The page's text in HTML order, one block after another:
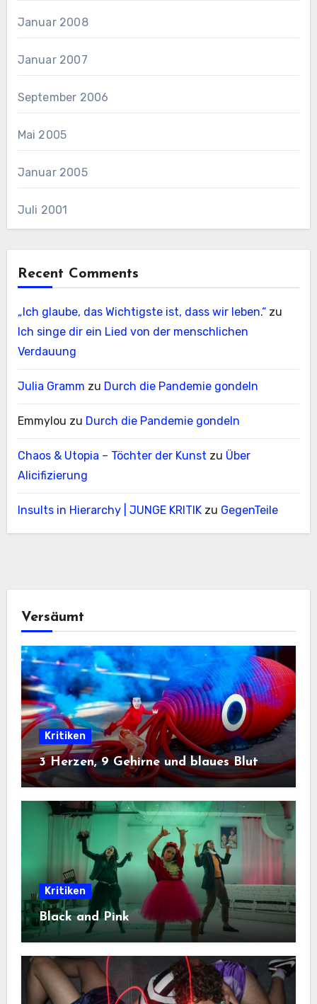
Januar 2008
Januar 2007
September 2006
Mai 2005
Januar 2005
Juli 2001
Recent Comments
„Ich glaube, das Wichtigste ist, dass wir leben.“zu
Ich singe dir ein Lied von der menschlichen
Verdauung
Julia Gramm zu Durch die Pandemie gondeln
Emmylou zu Durch die Pandemie gondeln
Chaos & Utopia – Töchter der Kunst zu Über
Alicifizierung
Insults in Hierarchy | JUNGE KRITIKzu GegenTeile
Versäumt
Kritiken
3 Herzen, 9 Gehirne und blaues Blut
Kritiken
Black and Pink